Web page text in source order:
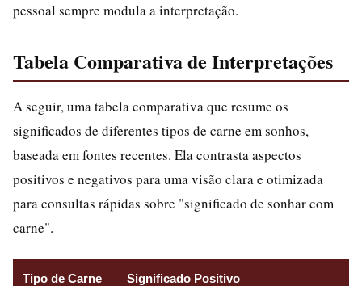
pessoal sempre modula a interpretação.
Tabela Comparativa de Interpretações
A seguir, uma tabela comparativa que resume os
significados de diferentes tipos de carne em sonhos,
baseada em fontes recentes. Ela contrasta aspectos
positivos e negativos para uma visão clara e otimizada
para consultas rápidas sobre "significado de sonhar com
carne".
Tipo de Carne Significado Positivo